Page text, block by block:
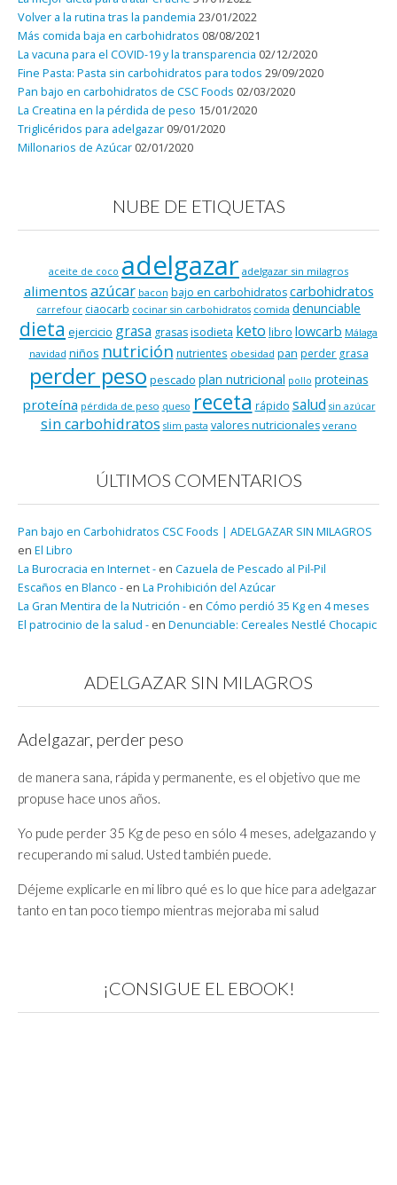
Volver a la rutina tras la pandemia 23/01/2022
Más comida baja en carbohidratos 08/08/2021
La vacuna para el COVID-19 y la transparencia 02/12/2020
Fine Pasta: Pasta sin carbohidratos para todos 29/09/2020
Pan bajo en carbohidratos de CSC Foods 02/03/2020
La Creatina en la pérdida de peso 15/01/2020
Triglicéridos para adelgazar 09/01/2020
Millonarios de Azúcar 02/01/2020
NUBE DE ETIQUETAS
aceite de coco adelgazar adelgazar sin milagros
alimentos azúcar bacon bajo en carbohidratos carbohidratos
carrefour ciaocarb cocinar sin carbohidratos comida denunciable
dieta ejercicio grasa grasasisodieta keto libro lowcarb Málaga
navidad niños nutrición nutrientes obesidad pan perder grasa
perder peso pescado plan nutricional pollo proteinas
proteína pérdida de peso queso receta rápido salud sin azúcar
sin carbohidratos slim pasta valores nutricionales verano
ÚLTIMOS COMENTARIOS
Pan bajo en Carbohidratos CSC Foods | ADELGAZAR SIN MILAGROS
en El Libro
La Burocracia en Internet - en Cazuela de Pescado al Pil-Pil
Escaños en Blanco - en La Prohibición del Azúcar
La Gran Mentira de la Nutrición - en Cómo perdió 35 Kg en 4 meses
El patrocinio de la salud - en Denunciable: Cereales Nestlé Chocapic
ADELGAZAR SIN MILAGROS
Adelgazar, perder peso
de manera sana, rápida y permanente, es el objetivo que me
propuse hace unos años.
Yo pude perder 35 Kg de peso en sólo 4 meses, adelgazando y
recuperando mi salud. Usted también puede.
Déjeme explicarle en mi libro qué es lo que hice para adelgazar
tanto en tan poco tiempo mientras mejoraba mi salud
¡CONSIGUE EL EBOOK!